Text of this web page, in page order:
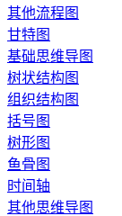
其他流程图
甘特图
基础思维导图
树状结构图
组织结构图
括号图
树形图
鱼骨图
时间轴
其他思维导图